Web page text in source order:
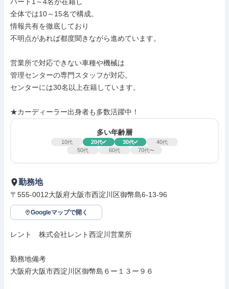
全体では10～15名で構成。
情報共有を徹底しており
不明点があれば都度聞きながら進めています。
営業所で対応できない車種や機械は
管理センターの専門スタッフが対応。
センターには30名以上在籍しています。
★カーディーラー出身者も多数活躍中！
多い年齢層
10代 20代 30代 40代
50代 60代 70代〜
勤務地
〒555-0012大阪府大阪市西淀川区御幣島6-13-96
Googleマップで開く
レント　株式会社レント西淀川営業所
勤務地備考
大阪府大阪市西淀川区御幣島６ー１３ー９６